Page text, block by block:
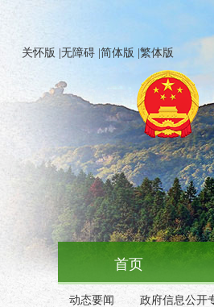
关怀版 无障碍 简体版 繁体版
首页
动态要闻 政府信息公开